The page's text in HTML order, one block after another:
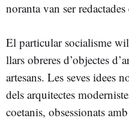
noranta van ser redactades
El particular socialisme
llars obreres d’objectes
artesans. Les seves idees
dels arquitectes
coetanis, obsessionats